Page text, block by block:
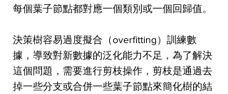
每個葉子節點都對應一個類別或一個回歸值。
決策樹容易過度擬合（overfitting）訓練數
據，導致對新數據的泛化能力不足，為了解決
這個問題，需要進行剪枝操作，剪枝是通過去
掉一些分支或合併一些葉子節點來簡化樹的結